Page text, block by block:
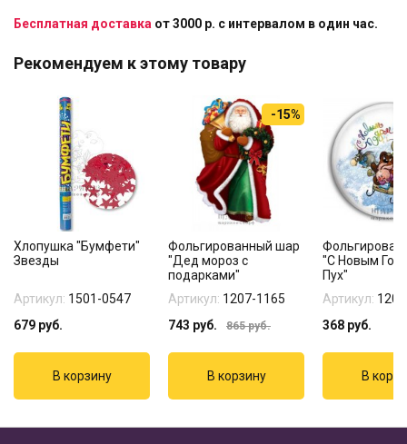
Бесплатная доставка от 3000 р. с интервалом в один час.
Рекомендуем к этому товару
Хлопушка "Бумфети"
Звезды
Артикул: 1501-0547
679 руб.
-15%
Фольгированный шар
"Дед мороз с
подарками"
Артикул: 1207-1165
743 руб. 865руб.
"С Новым
Пух"
Артикул:
368 руб.